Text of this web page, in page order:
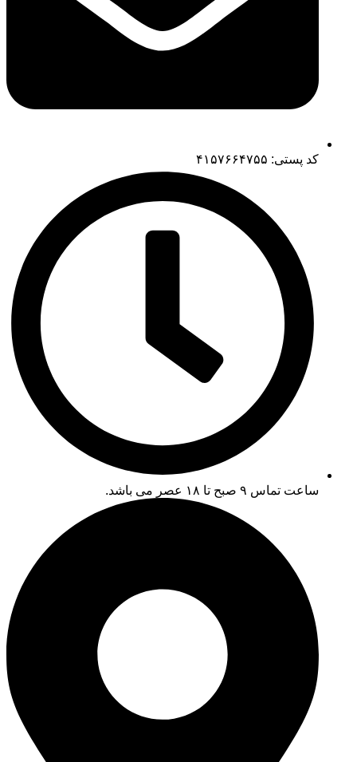
کد پستی: ۴۱۵۷۶۶۴۷۵۵
ساعت تماس ۹ صبح تا ۱۸ عصر می باشد.